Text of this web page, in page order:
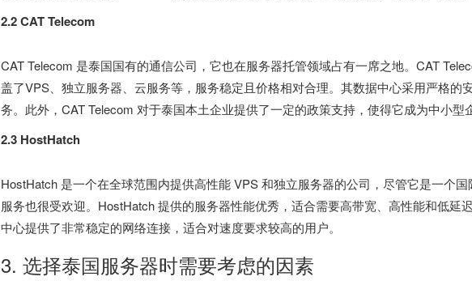
2.2 CAT Telecom
CAT Telecom 是泰国国有的通信公司，它也在服务器托管领域占有一席之地。CAT
盖了VPS、独立服务器、云服务等，服务稳定且价格相对合理。其数据中心采用严格的
务。此外，CAT Telecom 对于泰国本土企业提供了一定的政策支持，使得它成为中小型
2.3 HostHatch
HostHatch 是一个在全球范围内提供高性能 VPS 和独立服务器的公司，尽管它是一个
服务也很受欢迎。HostHatch 提供的服务器性能优秀，适合需要高带宽、高性能和低延
中心提供了非常稳定的网络连接，适合对速度要求较高的用户。
3. 选择泰国服务器时需要考虑的因素